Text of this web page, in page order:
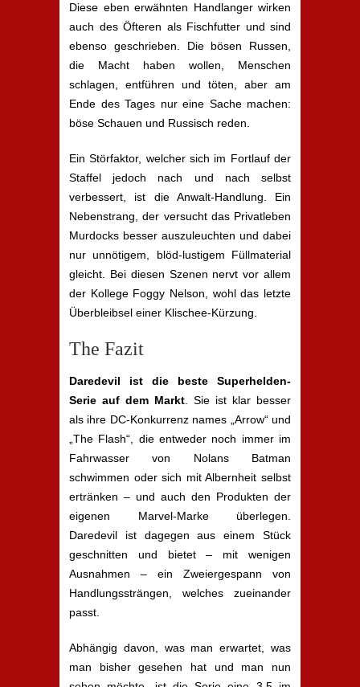
Diese eben erwähnten Handlanger wirken
auch des Öfteren als Fischfutter und sind
ebenso geschrieben. Die bösen Russen,
die Macht haben wollen, Menschen
schlagen, entführen und töten, aber am
Ende des Tages nur eine Sache machen:
böse Schauen und Russisch reden.
Ein Störfaktor, welcher sich im Fortlauf der
Staffel jedoch nach und nach selbst
verbessert, ist die Anwalt-Handlung. Ein
Nebenstrang, der versucht das Privatleben
Murdocks besser auszuleuchten und dabei
nur unnötigem, blöd-lustigem Füllmaterial
gleicht. Bei diesen Szenen nervt vor allem
der Kollege Foggy Nelson, wohl das letzte
Überbleibsel einer Klischee-Kürzung.
The Fazit
Daredevil ist die beste Superhelden-
Serie auf dem Markt . Sie ist klar besser
als ihre DC-Konkurrenz names „Arrow“ und
„The Flash“, die entweder noch immer im
Fahrwasser von Nolans Batman
schwimmen oder sich mit Albernheit selbst
ertränken – und auch den Produkten der
eigenen Marvel-Marke überlegen.
Daredevil ist dagegen aus einem Stück
geschnitten und bietet – mit wenigen
Ausnahmen – ein Zweiergespann von
Handlungssträngen, welches zueinander
passt.
Abhängig davon, was man erwartet, was
man bisher gesehen hat und man nun